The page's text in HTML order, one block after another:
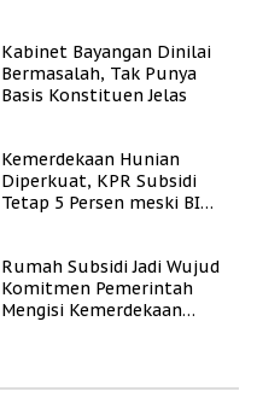
Kabinet Bayangan Dinilai
Bermasalah, Tak Punya
Basis Konstituen Jelas
Kemerdekaan Hunian
Diperkuat, KPR Subsidi
Tetap 5 Persen meski BI
Rumah Subsidi Jadi Wujud
Komitmen Pemerintah
Mengisi Kemerdekaan